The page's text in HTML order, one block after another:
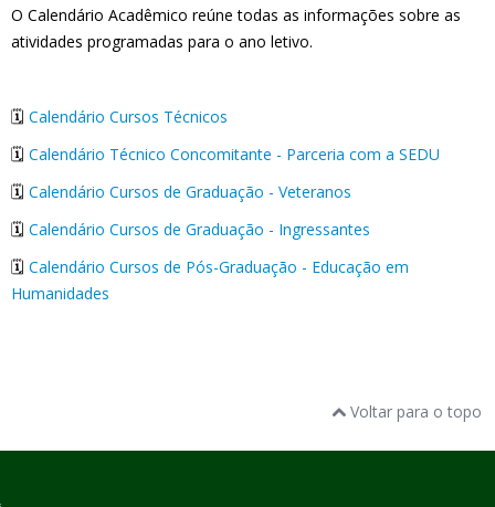
O Calendário Acadêmico reúne todas as informações sobre as
atividades programadas para o ano letivo.
🗓️ Calendário Cursos Técnicos
🗓️ Calendário Técnico Concomitante - Parceria com a SEDU
🗓️ Calendário Cursos de Graduação - Veteranos
🗓️ Calendário Cursos de Graduação - Ingressantes
🗓️ Calendário Cursos de Pós-Graduação - Educação em
Humanidades
Voltar para o topo